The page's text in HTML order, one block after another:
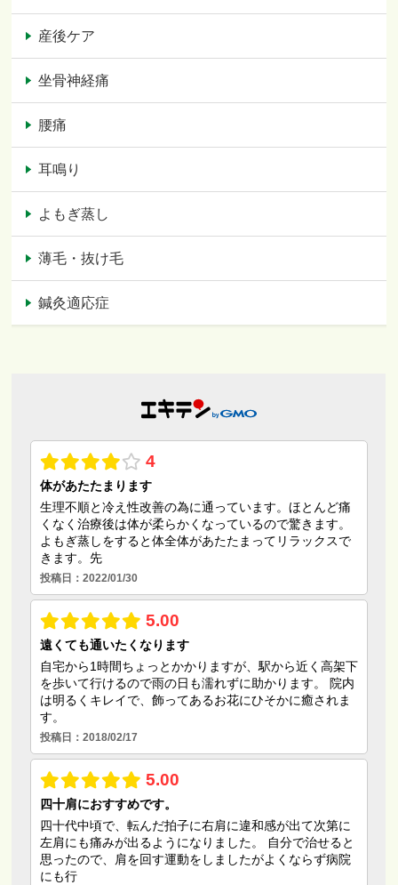
産後ケア
坐骨神経痛
腰痛
耳鳴り
よもぎ蒸し
薄毛・抜け毛
鍼灸適応症